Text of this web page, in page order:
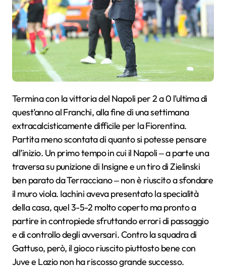
Termina con la vittoria del Napoli per 2 a 0 l’ultima di
quest’anno al Franchi, alla fine di una settimana
extracalcisticamente difficile per la Fiorentina.
Partita meno scontata di quanto si potesse pensare
all’inizio. Un primo tempo in cui il Napoli ‒ a parte una
traversa su punizione di Insigne e un tiro di Zielinski
ben parato da Terracciano ‒ non è riuscito a sfondare
il muro viola. Iachini aveva presentato la specialità
della casa, quel 3-5-2 molto coperto ma pronto a
partire in contropiede sfruttando errori di passaggio
e di controllo degli avversari. Contro la squadra di
Gattuso, però, il gioco riuscito piuttosto bene con
Juve e Lazio non ha riscosso grande successo.